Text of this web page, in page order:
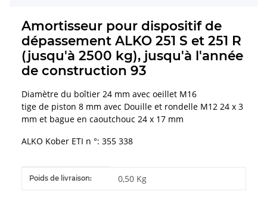
Amortisseur pour dispositif de
dépassement ALKO 251 S et 251 R
(jusqu'à 2500 kg), jusqu'à l'année
de construction 93
Diamètre du boîtier 24 mm avec oeillet M16
tige de piston 8 mm avec Douille et rondelle M12 24 x 3
mm et bague en caoutchouc 24 x 17 mm
ALKO Kober ETI n °: 355 338
#productDetails.itemInformation#
#productDetails.itemValue#
Poids de livraison: 0,50 Kg